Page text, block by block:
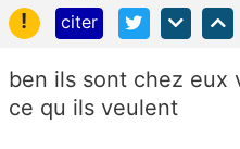
!
citer
ben ils sont chez eux
ce qu ils veulent